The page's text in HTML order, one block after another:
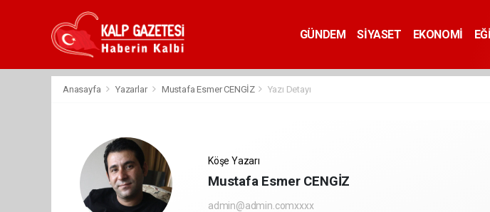
GÜNDEM SİYASET EKONOMİ
Anasayfa Yazarlar Mustafa Esmer CENGİZ Yazı Detayı
Köşe Yazarı
Mustafa Esmer CENGİZ
admin@admin.comxxxx